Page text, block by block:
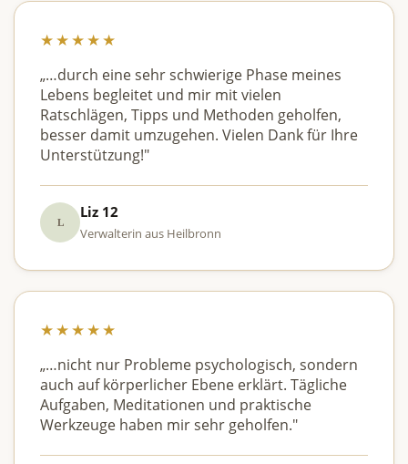
★★★★★
„…durch eine sehr schwierige Phase meines
Lebens begleitet und mir mit vielen
Ratschlägen, Tipps und Methoden geholfen,
besser damit umzugehen. Vielen Dank für Ihre
Unterstützung!"
L
Liz 12
Verwalterin aus Heilbronn
★★★★★
„…nicht nur Probleme psychologisch, sondern
auch auf körperlicher Ebene erklärt. Tägliche
Aufgaben, Meditationen und praktische
Werkzeuge haben mir sehr geholfen."